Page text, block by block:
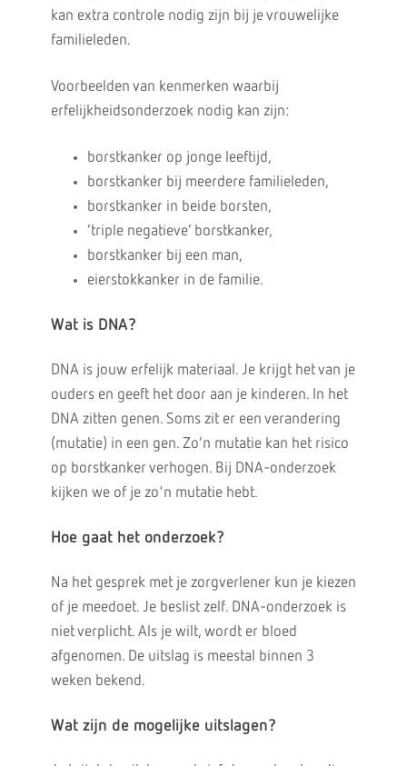
kan extra controle nodig zijn bij je vrouwelijke
familieleden.
Voorbeelden van kenmerken waarbij
erfelijkheidsonderzoek nodig kan zijn:
borstkanker op jonge leeftijd,
borstkanker bij meerdere familieleden,
borstkanker in beide borsten,
‘triple negatieve’ borstkanker,
borstkanker bij een man,
eierstokkanker in de familie.
Wat is DNA?
DNA is jouw erfelijk materiaal. Je krijgt het van je
ouders en geeft het door aan je kinderen. In het
DNA zitten genen. Soms zit er een verandering
(mutatie) in een gen. Zo’n mutatie kan het risico
op borstkanker verhogen. Bij DNA-onderzoek
kijken we of je zo'n mutatie hebt.
Hoe gaat het onderzoek?
Na het gesprek met je zorgverlener kun je kiezen
of je meedoet. Je beslist zelf. DNA-onderzoek is
niet verplicht. Als je wilt, wordt er bloed
afgenomen. De uitslag is meestal binnen 3
weken bekend.
Wat zijn de mogelijke uitslagen?